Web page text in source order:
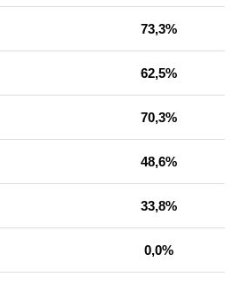
73,3%
62,5%
70,3%
48,6%
33,8%
0,0%